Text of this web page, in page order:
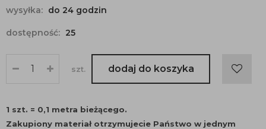
wysyłka: do 24 godzin
dostępność: 25
szt. dodaj do koszyka
1 szt. = 0,1 metra bieżącego.
Zakupiony materiał otrzymujecie Państwo w jednym